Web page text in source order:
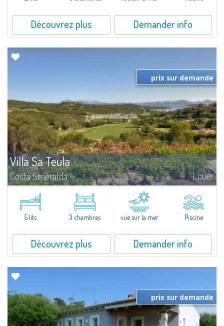
Découvrez plus Demander info
Villa Sa Teula
Costa Smeralda Louer
Luxueuse villa avec une vue extraordinaire sur le golf du Pevero et sur la
baie de Cala di Volpe. La propriété se compose d’une chambre de maître
avec salle de bains et accès direct à la piscine, une chambre...
prix sur demande
5 lits 3 chambres vue sur la mer Piscine
Découvrez plus Demander info
prix sur demande